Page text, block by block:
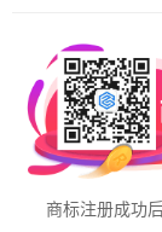
商标注册成功